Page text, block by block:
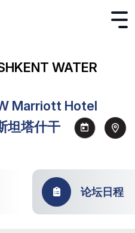
WATER
Marriott Hotel
坦塔什干
论坛日程